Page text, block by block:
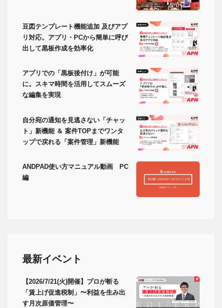
豆図テンプレート機能追加 及びアプ
リ対応。アプリ・PCから簡単に呼び
出して黒板作成を効率化
アプリでの「黒板後付け」が可能
に。スキマ時間を活用してスムーズ
な編集を実現
自分宛の通知を見逃さない「チャッ
ト」新機能 ＆ 案件TOPまでワンタ
ップで戻れる「案件管理」新機能
ANDPAD使い方マニュアル動画 PC
編
最新イベント
【2026/7/21(火)開催】プロが斬る
「賃上げ促進税制」〜利益を生み出
す月次原価管理〜